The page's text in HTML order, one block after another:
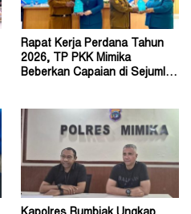
Rapat Kerja Perdana Tahun
2026, TP PKK Mimika
Beberkan Capaian di Sejumlah